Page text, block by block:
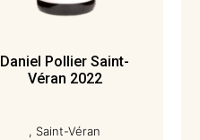
Daniel Pollier Saint-
Véran 2022
, Saint-Véran